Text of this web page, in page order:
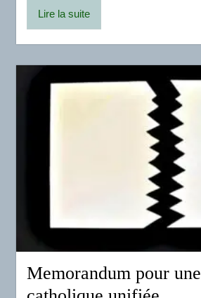
Lire la suite
Memorandum pour